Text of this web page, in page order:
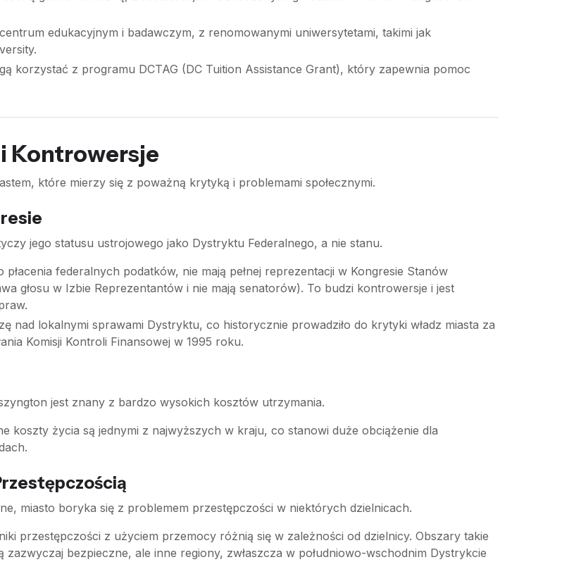
edukacyjnym i badawczym, z renomowanymi uniwersytetami, takimi jak
korzystać z programu DCTAG (DC Tuition Assistance Grant), który zapewnia pomoc
Kontrowersje
które mierzy się z poważną krytyką i problemami społecznymi.
jego statusu ustrojowego jako Dystryktu Federalnego, a nie stanu.
płacenia federalnych podatków, nie mają pełnej reprezentacji w Kongresie Stanów
głosu w Izbie Reprezentantów i nie mają senatorów). To budzi kontrowersje i jest
nad lokalnymi sprawami Dystryktu, co historycznie prowadziło do krytyki władz miasta za
Komisji Kontroli Finansowej w 1995 roku.
jest znany z bardzo wysokich kosztów utrzymania.
koszty życia są jednymi z najwyższych w kraju, co stanowi duże obciążenie dla
miasto boryka się z problemem przestępczości w niektórych dzielnicach.
przestępczości z użyciem przemocy różnią się w zależności od dzielnicy. Obszary takie
bezpieczne, ale inne regiony, zwłaszcza w południowo-wschodnim Dystrykcie